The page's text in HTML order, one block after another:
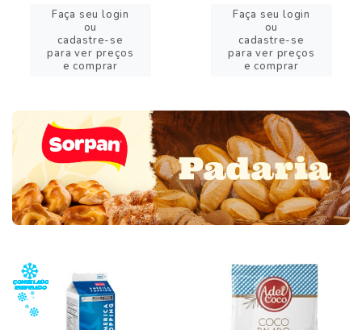
Faça seu login
ou
cadastre-se
para ver preços
e comprar
Faça seu login
ou
cadastre-se
para ver preços
e comprar